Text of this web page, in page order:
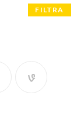
FILTRA